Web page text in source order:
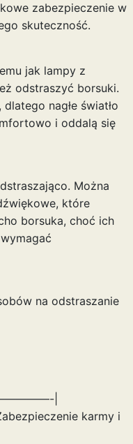
zabezpieczenie w
skuteczność.
jak lampy z
odstraszyć borsuki.
nagłe światło
i oddalą się
Można
które
borsuka, choć ich
na odstraszanie
|
karmy i